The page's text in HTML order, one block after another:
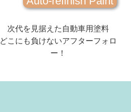
次代を見据えた自動車用塗料
どこにも負けないアフターフォロ
ー！